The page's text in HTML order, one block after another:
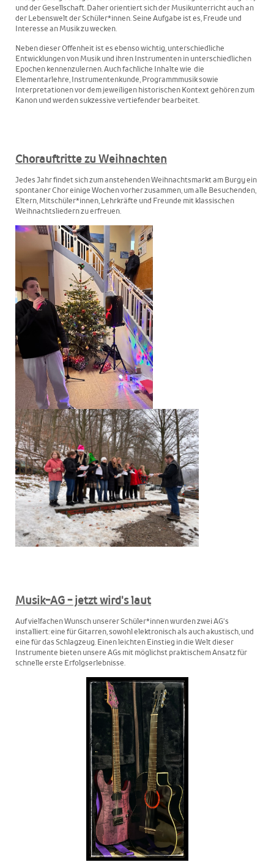
und der Gesellschaft. Daher orientiert sich der Musikunterricht auch an
der Lebenswelt der Schüler*innen. Seine Aufgabe ist es, Freude und
Interesse an Musik zu wecken.
Neben dieser Offenheit ist es ebenso wichtig, unterschiedliche
Entwicklungen von Musik und ihren Instrumenten in unterschiedlichen
Epochen kennenzulernen. Auch fachliche Inhalte wie die
Elementarlehre, Instrumentenkunde, Programmmusik sowie
Interpretationen vor dem jeweiligen historischen Kontext gehören zum
Kanon und werden sukzessive vertiefender bearbeitet.
Chorauftritte zu Weihnachten
Jedes Jahr findet sich zum anstehenden Weihnachtsmarkt am Burgy ein
spontaner Chor einige Wochen vorher zusammen, um alle Besuchenden,
Eltern, Mitschüler*innen, Lehrkräfte und Freunde mit klassischen
Weihnachtsliedern zu erfreuen.
Musik-AG - jetzt wird's laut
Auf vielfachen Wunsch unserer Schüler*innen wurden zwei AG's
installiert: eine für Gitarren, sowohl elektronisch als auch akustisch, und
eine für das Schlagzeug. Einen leichten Einstieg in die Welt dieser
Instrumente bieten unsere AGs mit möglichst praktischem Ansatz für
schnelle erste Erfolgserlebnisse.